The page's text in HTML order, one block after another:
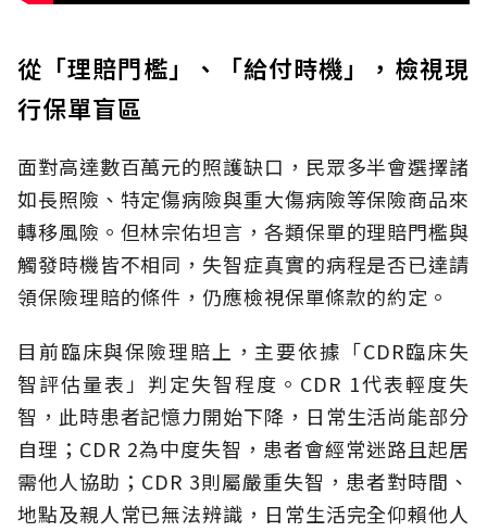
從「理賠門檻」、「給付時機」，檢視現
行保單盲區
面對高達數百萬元的照護缺口，民眾多半會選擇諸
如長照險、特定傷病險與重大傷病險等保險商品來
轉移風險。但林宗佑坦言，各類保單的理賠門檻與
觸發時機皆不相同，失智症真實的病程是否已達請
領保險理賠的條件，仍應檢視保單條款的約定。
目前臨床與保險理賠上，主要依據「CDR臨床失
智評估量表」判定失智程度。CDR 1代表輕度失
智，此時患者記憶力開始下降，日常生活尚能部分
自理；CDR 2為中度失智，患者會經常迷路且起居
需他人協助；CDR 3則屬嚴重失智，患者對時間、
地點及親人常已無法辨識，日常生活完全仰賴他人